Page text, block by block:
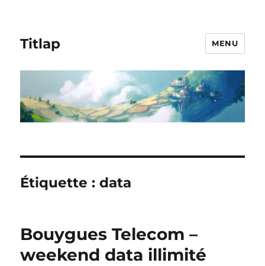
Titlap MENU
Étiquette :data
Bouygues Telecom –
weekend data illimité